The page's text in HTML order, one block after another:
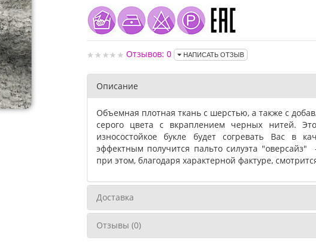
Отзывов: 0 НАПИСАТЬ ОТЗЫВ
Описание
Объемная плотная ткань с шерстью, а также с
серого цвета с вкраплением черных нитей.
износостойкое букле будет согревать Вас в
эффектным получится пальто силуэта
при этом, благодаря характерной фактуре,
Доставка
Отзывы (0)